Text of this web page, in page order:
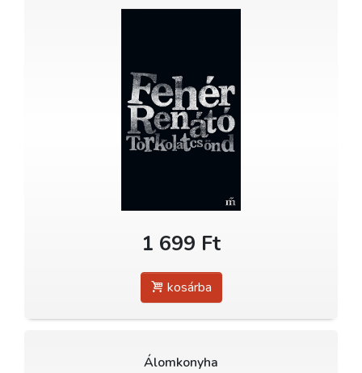
1 699 Ft
kosárba
Álomkonyha